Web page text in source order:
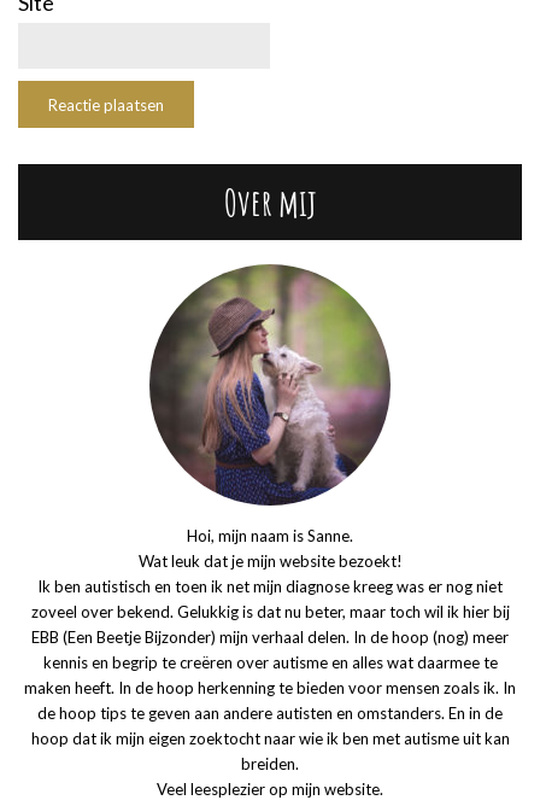
Over mij
Hoi, mijn naam is Sanne.
Wat leuk dat je mijn website bezoekt!
Ik ben autistisch en toen ik net mijn diagnose kreeg was er nog niet
zoveel over bekend. Gelukkig is dat nu beter, maar toch wil ik hier bij
EBB (Een Beetje Bijzonder) mijn verhaal delen. In de hoop (nog) meer
kennis en begrip te creëren over autisme en alles wat daarmee te
maken heeft. In de hoop herkenning te bieden voor mensen zoals ik. In
de hoop tips te geven aan andere autisten en omstanders. En in de
hoop dat ik mijn eigen zoektocht naar wie ik ben met autisme uit kan
breiden.
Veel leesplezier op mijn website.